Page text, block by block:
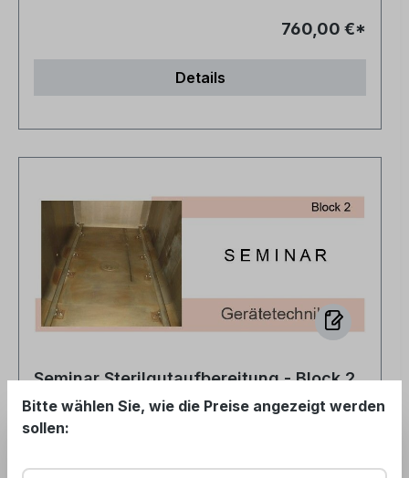
760,00 €*
Details
Seminar Sterilgutaufbereitung - Block 2
- Gerätetechnik
Artikelnummer:
Bitte wählen Sie, wie die Preise angezeigt werden
sollen: